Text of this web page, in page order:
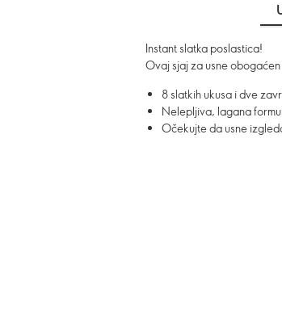
Instant slatka poslastica!
Ovaj sjaj za usne
8 slatkih ukusa i dve
Nelepljiva, lagana
Očekujte da usne